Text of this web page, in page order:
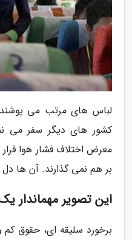
لباس های مرتب می
کشور های دیگر سفر می
معرض اختلاف فشار هوا
بر هم نمی گذارند. آن ها دل
این تصویر مهماندار
برخورد سلیقه ای، حقوق